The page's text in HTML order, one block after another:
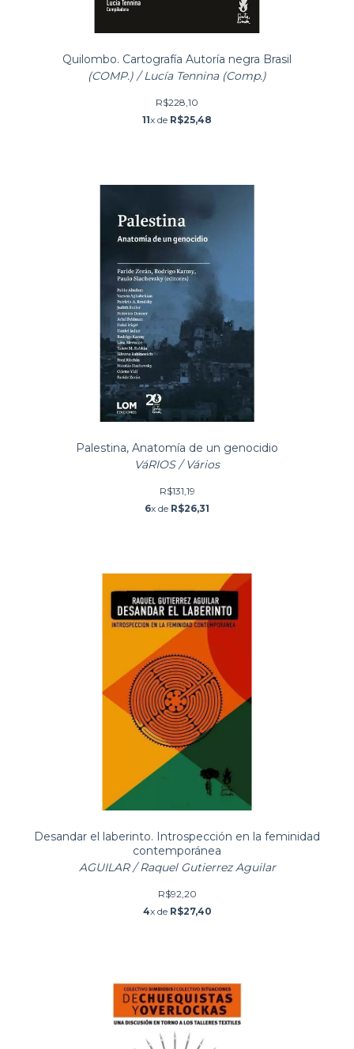
Quilombo. Cartografía Autoría negra Brasil
(COMP.) / Lucía Tennina (Comp.)
R$228,10
11x de R$25,48
Palestina, Anatomía de un genocidio
VáRIOS / Vários
R$131,19
6x de R$26,31
Desandar el laberinto. Introspección en la feminidad
contemporánea
AGUILAR / Raquel Gutierrez Aguilar
R$92,20
4x de R$27,40